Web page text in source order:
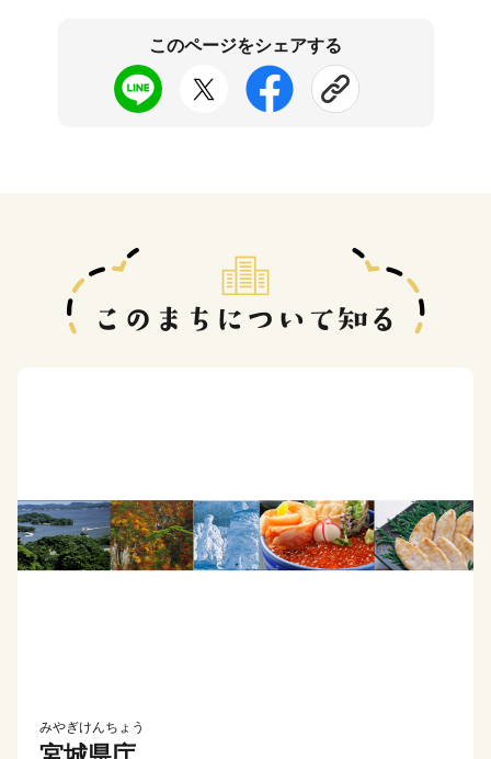
このページをシェアする
みやぎけんちょう